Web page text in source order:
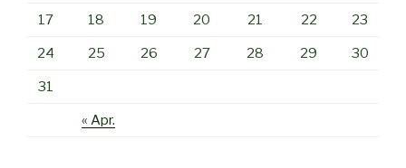
« Apr.
17 18 19 20 21 22 23
24 25 26 27 28 29 30
31